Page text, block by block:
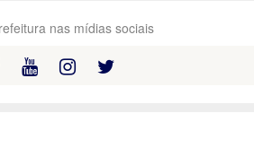
nas mídias sociais